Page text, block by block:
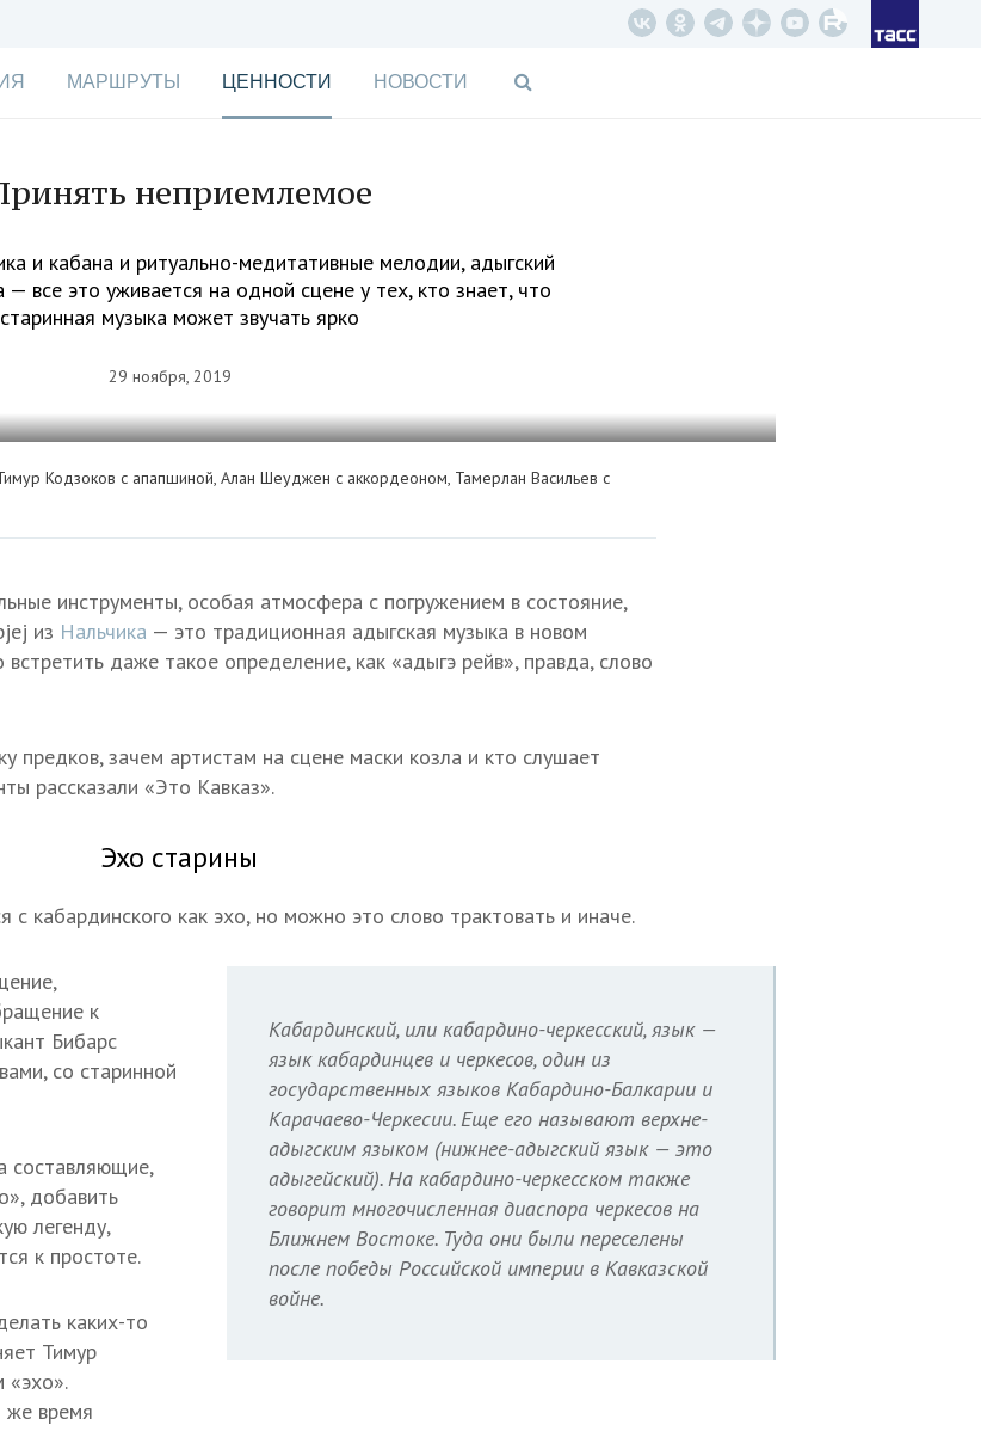
МАРШРУТЫ ЦЕННОСТИ НОВОСТИ
неприемлемое
и кабана и ритуально-медитативные мелодии, адыгский
— все это уживается на одной сцене у тех, кто знает, что
старинная музыка может звучать ярко
29 ноября, 2019
Кодзоков с апапшиной, Алан Шеуджен с аккордеоном, Тамерлан Васильев с
инструменты, особая атмосфера с погружением в состояние,
из Нальчика — это традиционная адыгская музыка в новом
даже такое определение, как «адыгэ рейв», правда, слово
предков, зачем артистам на сцене маски козла и кто слушает
рассказали «Это Кавказ».
Эхо старины
кабардинского как эхо, но можно это слово трактовать и иначе.
Кабардинский, или кабардино-черкесский, язык —
язык кабардинцев и черкесов, один из
государственных языков Кабардино-Балкарии и
Карачаево-Черкесии. Еще его называют верхне-
адыгским языком (нижнее-адыгский язык — это
адыгейский). На кабардино-черкесском также
говорит многочисленная диаспора черкесов на
Ближнем Востоке. Туда они были переселены
после победы Российской империи в Кавказской
войне.
к
Бибарс
со старинной
составляющие,
добавить
легенду,
к простоте.
каких-то
Тимур
же время